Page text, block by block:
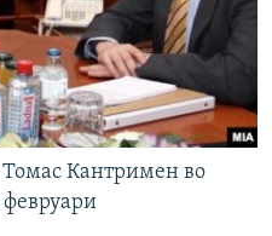
Кантримен во
февруари